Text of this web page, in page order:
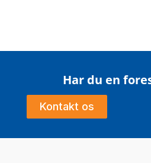
Har du en
Kontakt os